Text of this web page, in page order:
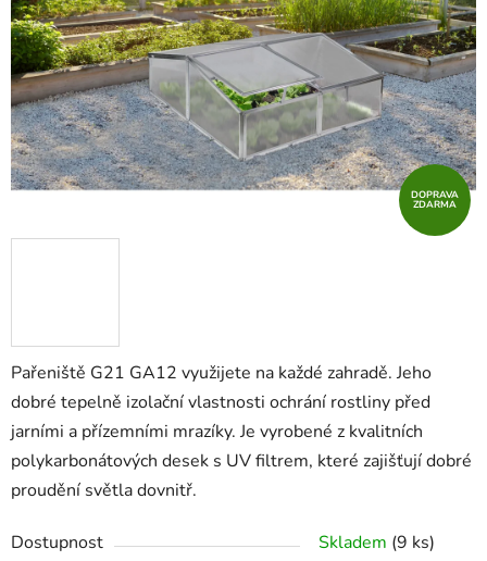
Pařeniště G21 GA12 využijete na každé zahradě. Jeho
dobré tepelně izolační vlastnosti ochrání rostliny před
jarními a přízemními mrazíky. Je vyrobené z kvalitních
polykarbonátových desek s UV filtrem, které zajišťují dobré
proudění světla dovnitř.
Dostupnost Skladem (9 ks)
5
hvězdiček.
DOPRAVA
ZDARMA